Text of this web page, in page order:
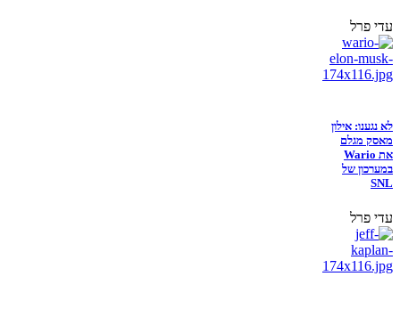
עדי פרל
לא נגענו: אילון
מאסק מגלם
את Wario
במערכון של
SNL
עדי פרל